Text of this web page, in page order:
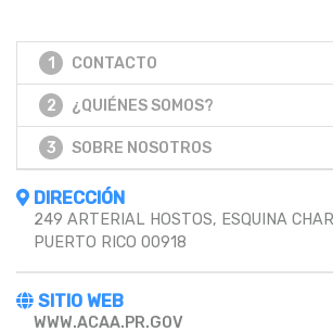
1 CONTACTO
2 ¿QUIÉNES SOMOS?
3 SOBRE NOSOTROS
DIRECCIÓN
249 ARTERIAL HOSTOS, ESQUINA
PUERTO RICO 00918
SITIO WEB
WWW.ACAA.PR.GOV